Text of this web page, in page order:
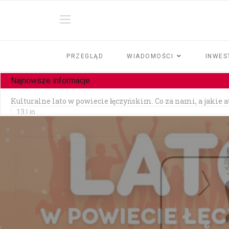
PRZEGLĄD WIADOMOŚCI
Najnowsze informacje
Kulturalne lato w powiecie łęczyńskim. Co za nami, a jakie
13 Lip
Czy jesteśmy tolerancyjni?
Czołowe zderzenie w Zezulinie Niższym — 19-latek stracił
Zainstalowała aplikację na prośbę „pracownika banku" —